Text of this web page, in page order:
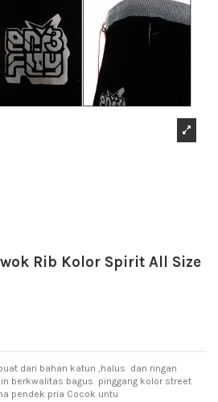
Rib Kolor Spirit All Size
dari bahan katun ,halus dan ringan
berkwalitas bagus pinggang kolor street
pendek pria Cocok untu